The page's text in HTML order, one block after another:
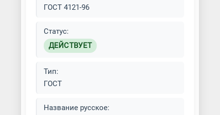
ГОСТ 4121-96
Статус:
ДЕЙСТВУЕТ
Тип:
ГОСТ
Название русское: